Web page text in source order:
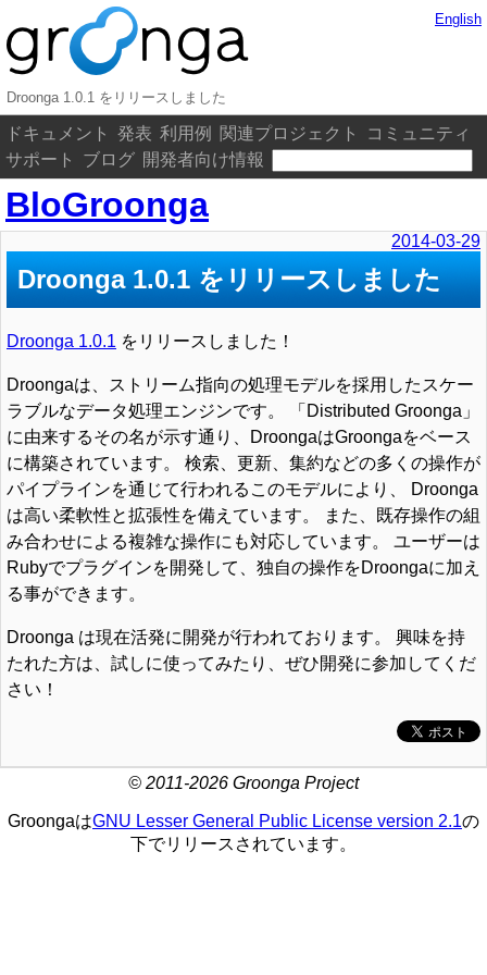
Droonga 1.0.1 をリリースしました
ドキュメント 発表 利用例 関連プロジェクト
コミュニティ
サポート
ブログ 開発者向け情報
English
BloGroonga
2014-03-29
Droonga 1.0.1 をリリースしました
Droonga 1.0.1 をリリースしました！
Droongaは、ストリーム指向の処理モデルを採用したスケー
ラブルなデータ処理エンジンです。 「Distributed Groonga」
に由来するその名が示す通り、DroongaはGroongaをベース
に構築されています。 検索、更新、集約などの多くの操作が
パイプラインを通じて行われるこのモデルにより、 Droonga
は高い柔軟性と拡張性を備えています。 また、既存操作の組
み合わせによる複雑な操作にも対応しています。 ユーザーは
Rubyでプラグインを開発して、独自の操作をDroongaに加え
る事ができます。
Droonga は現在活発に開発が行われております。 興味を持
たれた方は、試しに使ってみたり、ぜひ開発に参加してくだ
さい！
© 2011-2026 Groonga Project
GroongaはGNU Lesser General Public License version 2.1の
下でリリースされています。